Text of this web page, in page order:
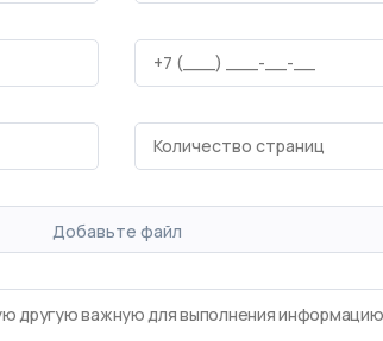
Добавьте файл